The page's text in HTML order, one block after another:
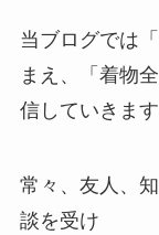
当ブログでは
まえ、「着物
信していきます
常々、友人、
談を受け